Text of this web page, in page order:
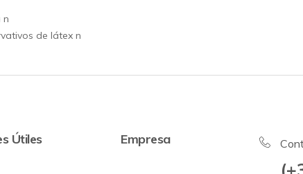
n
de látex n
Útiles Empresa